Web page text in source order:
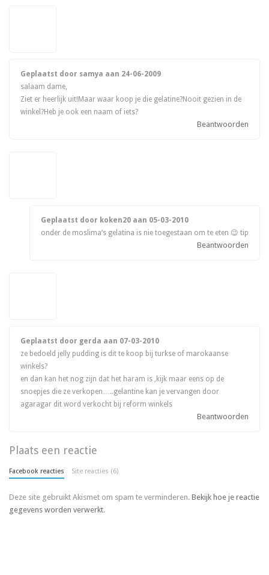
Geplaatst door samya aan 24-06-2009
salaam dame,
Ziet er heerlijk uit!Maar waar koop je die gelatine?Nooit gezien in de
winkel?Heb je ook een naam of iets?
Beantwoorden
Geplaatst door koken20 aan 05-03-2010
onder de moslima’s gelatina is nie toegestaan om te eten 😉 tip
Beantwoorden
Geplaatst door gerda aan 07-03-2010
ze bedoeld jelly pudding is dit te koop bij turkse of marokaanse
winkels?
en dan kan het nog zijn dat het haram is ,kijk maar eens op de
snoepjes die ze verkopen…..gelantine kan je vervangen door
agaragar dit word verkocht bij reform winkels
Beantwoorden
Plaats een reactie
Facebook reacties Site reacties (6)
Deze site gebruikt Akismet om spam te verminderen.Bekijk hoe je reactie
gegevens worden verwerkt.